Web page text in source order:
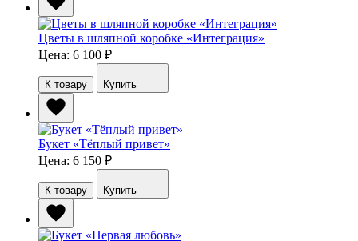
Цветы в шляпной коробке «Интеграция»
Цена: 6 100 ₽
К товару Купить
Букет «Тёплый привет»
Цена: 6 150 ₽
К товару Купить